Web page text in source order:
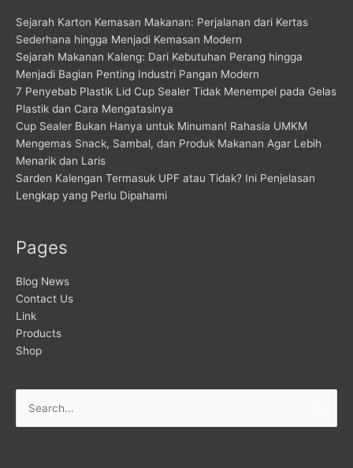
Sejarah Karton Kemasan Makanan: Perjalanan dari Kertas
Sederhana hingga Menjadi Kemasan Modern
Sejarah Makanan Kaleng: Dari Kebutuhan Perang hingga
Menjadi Bagian Penting Industri Pangan Modern
7 Penyebab Plastik Lid Cup Sealer Tidak Menempel pada Gelas
Plastik dan Cara Mengatasinya
Cup Sealer Bukan Hanya untuk Minuman! Rahasia UMKM
Mengemas Snack, Sambal, dan Produk Makanan Agar Lebih
Menarik dan Laris
Sarden Kalengan Termasuk UPF atau Tidak? Ini Penjelasan
Lengkap yang Perlu Dipahami
Pages
Blog News
Contact Us
Link
Products
Shop